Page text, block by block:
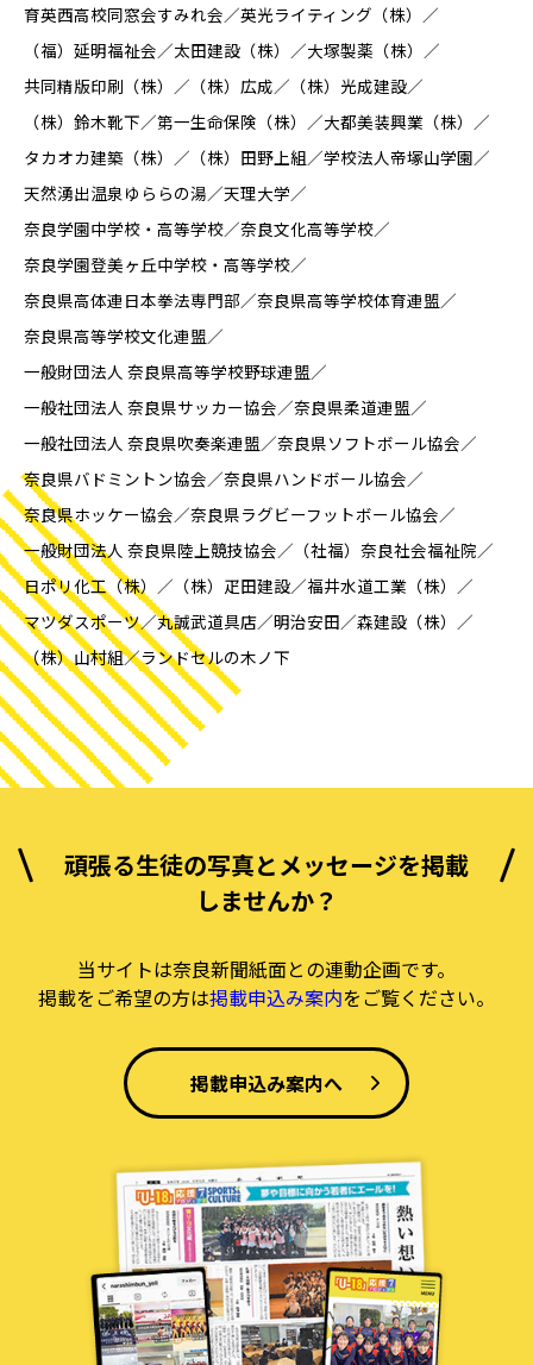
育英西高校同窓会すみれ会
英光ライティング（株）
（福）延明福祉会
太田建設（株）
大塚製薬（株）
共同精版印刷（株）
（株）広成
（株）光成建設
（株）鈴木靴下
第一生命保険（株）
大都美装興業（株）
タカオカ建築（株）
（株）田野上組
学校法人帝塚山学園
天然湧出温泉ゆららの湯
天理大学
奈良学園中学校・高等学校
奈良文化高等学校
奈良学園登美ヶ丘中学校・高等学校
奈良県高体連日本拳法専門部
奈良県高等学校体育連盟
奈良県高等学校文化連盟
一般財団法人 奈良県高等学校野球連盟
一般社団法人 奈良県サッカー協会
奈良県柔道連盟
一般社団法人 奈良県吹奏楽連盟
奈良県ソフトボール協会
奈良県バドミントン協会
奈良県ハンドボール協会
奈良県ホッケー協会
奈良県ラグビーフットボール協会
一般財団法人 奈良県陸上競技協会
（社福）奈良社会福祉院
日ポリ化工（株）
（株）疋田建設
福井水道工業（株）
マツダスポーツ
丸誠武道具店 明治安田
森建設（株）
（株）山村組
ランドセルの木ノ下
頑張る生徒の写真とメッセージを掲載
しませんか？
当サイトは奈良新聞紙面との連動企画です。
掲載をご希望の方は掲載申込み案内をご覧ください。
掲載申込み案内へ